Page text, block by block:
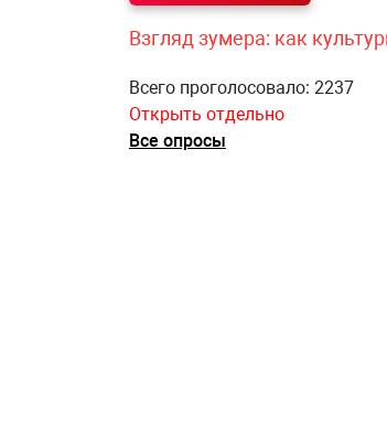
Взгляд зумера: как
Всего проголосовало: 2237
Открыть отдельно
Все опросы